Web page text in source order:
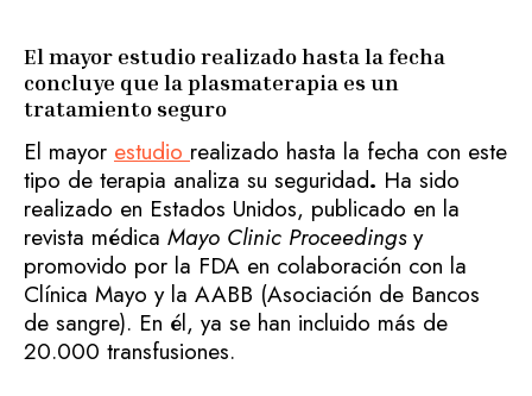
El mayor estudio realizado hasta la fecha
concluye que la plasmaterapia es un
tratamiento seguro
El mayor estudio realizado hasta la fecha con este
tipo de terapia analiza su seguridad. Ha sido
realizado en Estados Unidos, publicado en la
revista médica Mayo Clinic Proceedingsy
promovido por la FDA en colaboración con la
Clínica Mayo y la AABB (Asociación de Bancos
de sangre). En él, ya se han incluido más de
20.000 transfusiones.